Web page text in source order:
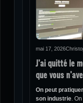
mai 17, 2026
J’ai quitté le
que vous
On peut
son industrie.